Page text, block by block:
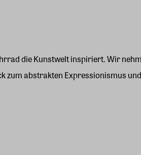
die Kunstwelt inspiriert. Wir
abstrakten Expressionismus